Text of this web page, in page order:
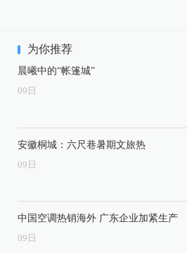
为你推荐
晨曦中的“帐篷城”
09 日
安徽桐城：六尺巷暑期文旅热
09 日
中国空调热销海外 广东企业加紧生产
09 日